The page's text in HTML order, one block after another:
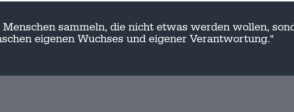
sammeln, die nicht etwas werden wollen,
eigenen Wuchses und eigener Verantwortung.“